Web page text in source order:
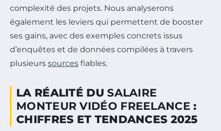
complexité des projets. Nous analyserons
également les leviers qui permettent de booster
ses gains, avec des exemples concrets issus
d’enquêtes et de données compilées à travers
plusieurs sources fiables.
LA RÉALITÉ DUSALAIRE
MONTEUR VIDÉO FREELANCE :
CHIFFRES ET TENDANCES 2025